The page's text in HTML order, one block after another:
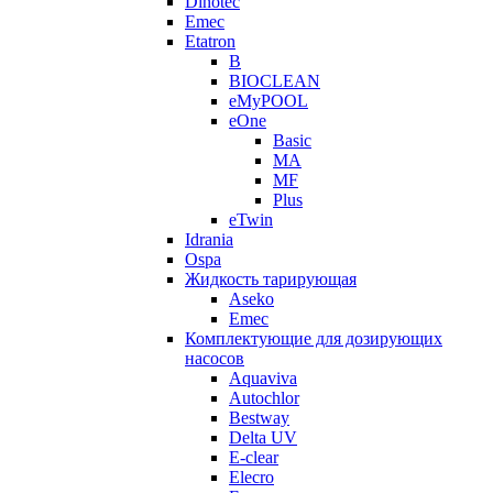
Emec
Etatron
B
BIOCLEAN
eMyPOOL
eOne
Basic
MA
MF
Plus
eTwin
Idrania
Ospa
Жидкость тарирующая
Aseko
Emec
Комплектующие для дозирующих
насосов
Aquaviva
Autochlor
Bestway
Delta UV
E-clear
Elecro